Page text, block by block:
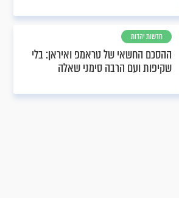
חדשות יהדות
ההסכם החשאי של טראמפ ואיראן: בלי
שקיפות ועם הרבה סימני שאלה